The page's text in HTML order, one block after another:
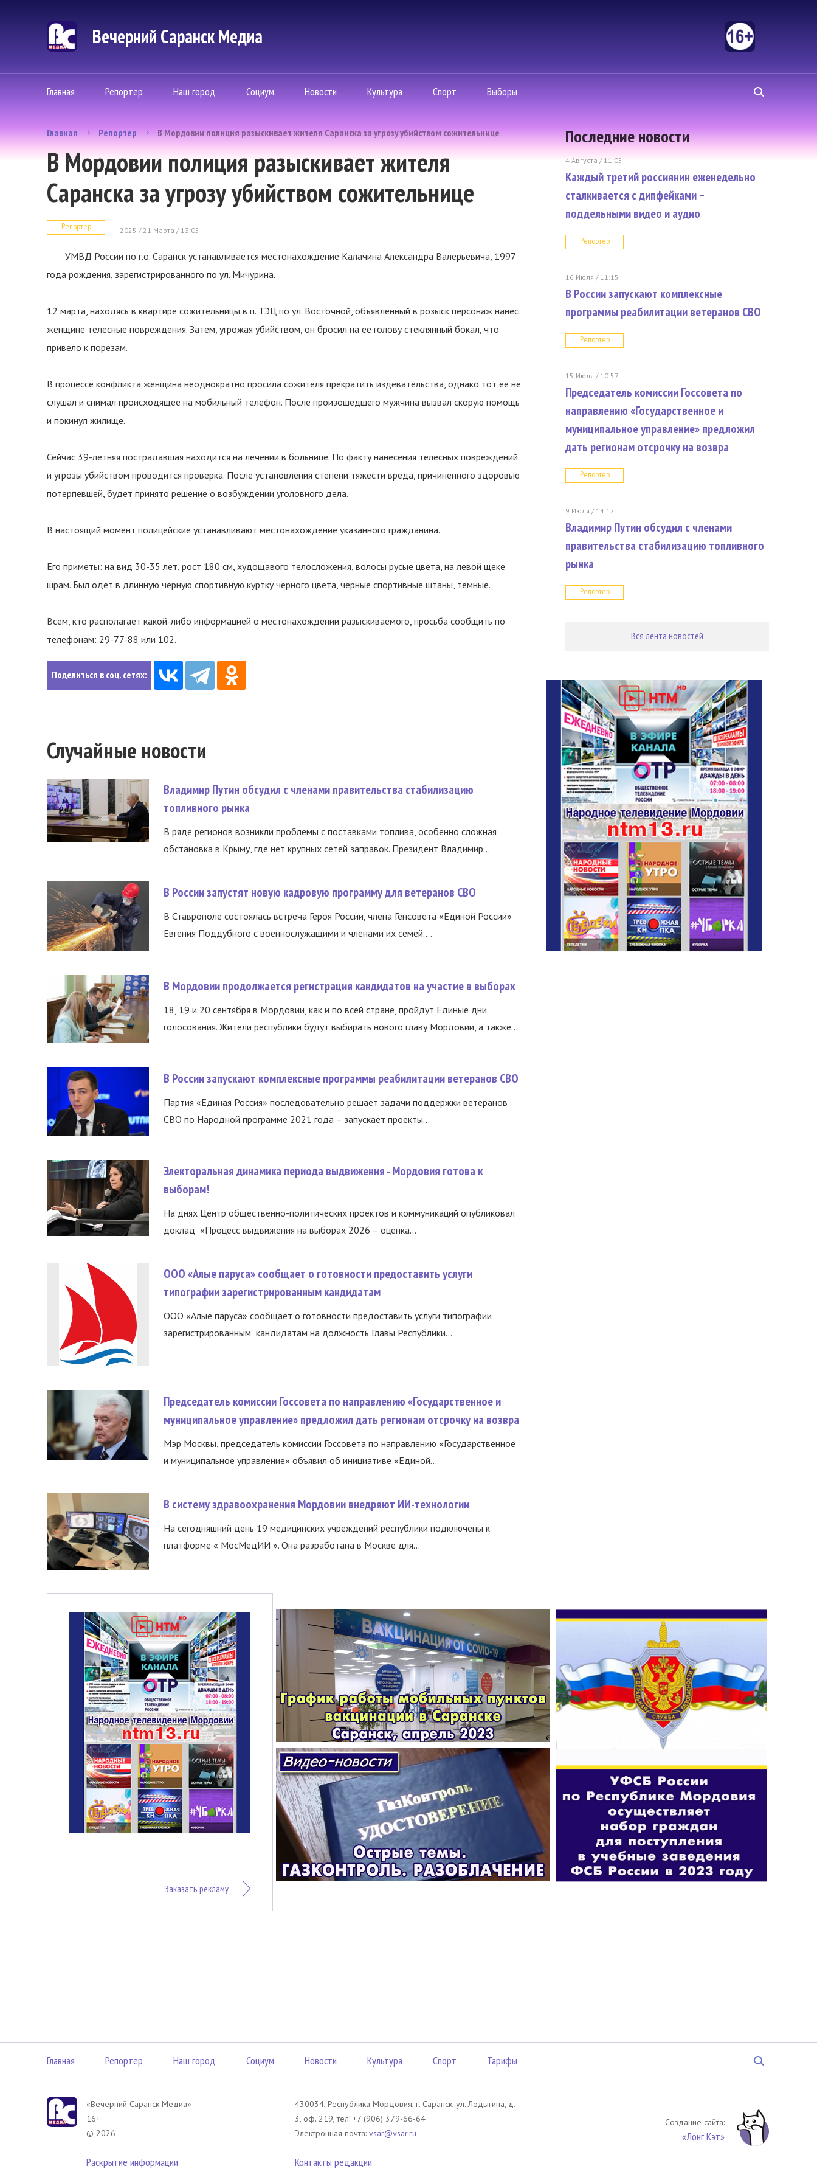
Вечерний Саранск Mедиа
Главная Репортер Наш город Социум Новости Культура Спорт Выборы
Главная Репортер В Мордовии полиция разыскивает жителя Саранска за угрозу убийством сожительнице
В Мордовии полиция разыскивает жителя
Саранска за угрозу убийством сожительнице
Репортер 2025 / 21 Марта / 13:05
УМВД России по г.о. Саранск устанавливается местонахождение Калачина Александра Валерьевича, 1997
года рождения, зарегистрированного по ул. Мичурина.
12 марта, находясь в квартире сожительницы в п. ТЭЦ по ул. Восточной, объявленный в розыск персонаж нанес
женщине телесные повреждения. Затем, угрожая убийством, он бросил на ее голову стеклянный бокал, что
привело к порезам.
В процессе конфликта женщина неоднократно просила сожителя прекратить издевательства, однако тот ее не
слушал и снимал происходящее на мобильный телефон. После произошедшего мужчина вызвал скорую помощь
и покинул жилище.
Сейчас 39-летняя пострадавшая находится на лечении в больнице. По факту нанесения телесных повреждений
и угрозы убийством проводится проверка. После установления степени тяжести вреда, причиненного здоровью
потерпевшей, будет принято решение о возбуждении уголовного дела.
В настоящий момент полицейские устанавливают местонахождение указанного гражданина.
Его приметы: на вид 30-35 лет, рост 180 см, худощавого телосложения, волосы русые цвета, на левой щеке
шрам. Был одет в длинную черную спортивную куртку черного цвета, черные спортивные штаны, темные.
Всем, кто располагает какой-либо информацией о местонахождении разыскиваемого, просьба сообщить по
телефонам: 29-77-88 или 102.
Поделиться в соц. сетях:
Случайные новости
Владимир Путин обсудил с членами правительства стабилизацию
топливного рынка
В ряде регионов возникли проблемы с поставками топлива, особенно сложная
обстановка в Крыму, где нет крупных сетей заправок. Президент Владимир...
В России запустят новую кадровую программу для ветеранов СВО
В Ставрополе состоялась встреча Героя России, члена Генсовета «Единой России»
Евгения Поддубного с военнослужащими и членами их семей....
В Мордовии продолжается регистрация кандидатов на участие в выборах
18, 19 и 20 сентября в Мордовии, как и по всей стране, пройдут Единые дни
голосования. Жители республики будут выбирать нового главу Мордовии, а также...
В России запускают комплексные программы реабилитации ветеранов СВО
Партия «Единая Россия» последовательно решает задачи поддержки ветеранов
СВО по Народной программе 2021 года – запускает проекты...
Электоральная динамика периода выдвижения - Мордовия готова к
выборам!
На днях Центр общественно-политических проектов и коммуникаций опубликовал
доклад «Процесс выдвижения на выборах 2026 – оценка...
ООО «Алые паруса» сообщает о готовности предоставить услуги
типографии зарегистрированным кандидатам
ООО «Алые паруса» сообщает о готовности предоставить услуги типографии
зарегистрированным кандидатам на должность Главы Республики...
Председатель комиссии Госсовета по направлению «Государственное и
муниципальное управление» предложил дать регионам отсрочку на возвра
Мэр Москвы, председатель комиссии Госсовета по направлению «Государственное
и муниципальное управление» объявил об инициативе «Единой...
В систему здравоохранения Мордовии внедряют ИИ-технологии
На сегодняшний день 19 медицинских учреждений республики подключены к
платформе « МосМедИИ ». Она разработана в Москве для...
Последние новости
4 Августа / 11:05
Каждый третий россиянин еженедельно
сталкивается с дипфейками –
поддельными видео и аудио
Репортер
16 Июля / 11:15
В России запускают комплексные
программы реабилитации ветеранов СВО
Репортер
15 Июля / 10:57
Председатель комиссии Госсовета по
направлению «Государственное и
муниципальное управление» предложил
дать регионам отсрочку на возвра
Репортер
9 Июля / 14:12
Владимир Путин обсудил с членами
правительства стабилизацию топливного
рынка
Репортер
Вся лента новостей
Заказать рекламу
Главная Репортер Наш город Социум Новости Культура Спорт Тарифы
«Вечерний Саранск Mедиа»
16+
© 2026
Раскрытие информации
430034, Республика Мордовия, г. Саранск, ул. Лодыгина, д.
3, оф. 219, тел: +7 (906) 379-66-64
Электронная почта: vsar@vsar.ru
Контакты редакции
Создание сайта:
«Лонг Кэт»